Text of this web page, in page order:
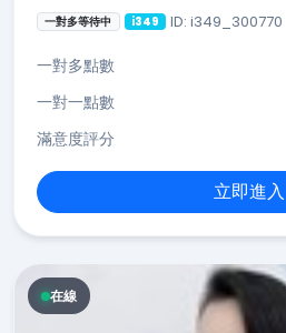
一對多等待中 i349 ID: i349_300770
一對多點數
一對一點數
滿意度評分
立即進入
在線